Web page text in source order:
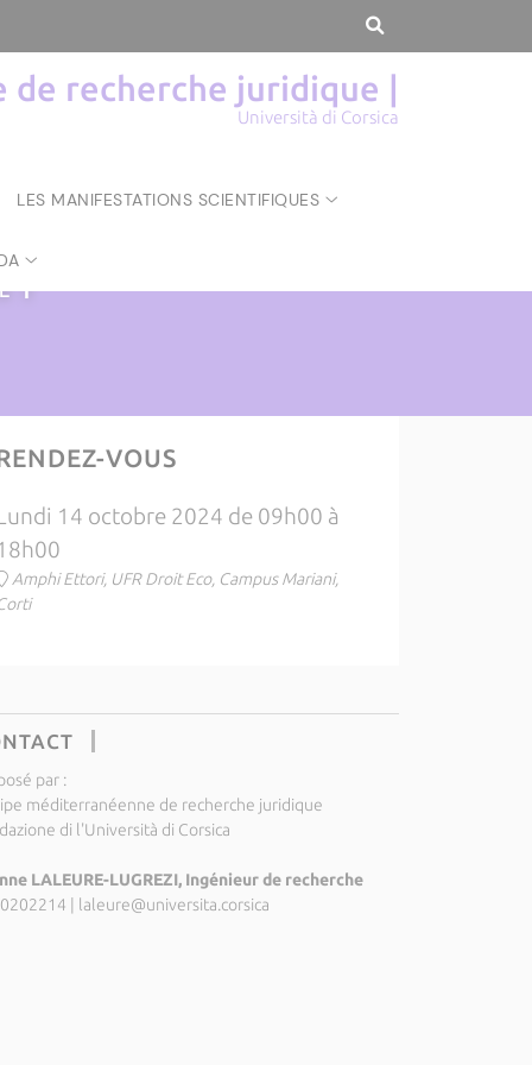
recherche juridique |
Università di Corsica
LES MANIFESTATIONS SCIENTIFIQUES
|
VOUS
14 octobre 2024 de 09h00 à
Amphi Ettori, UFR Droit Eco, Campus Mariani,
par :
méditerranéenne de recherche juridique
di l'Università di Corsica
LALEURE-LUGREZI, Ingénieur de recherche
laleure@universita.corsica